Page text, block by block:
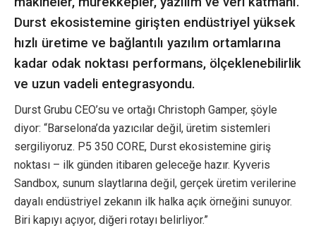
Durst ekosistemine girişten endüstriyel yüksek
hızlı üretime ve bağlantılı yazılım ortamlarına
kadar odak noktası performans, ölçeklenebilirlik
ve uzun vadeli entegrasyondu.
Durst Grubu CEO’su ve ortağı Christoph Gamper, şöyle
diyor: “Barselona’da yazıcılar değil, üretim sistemleri
sergiliyoruz. P5 350 CORE, Durst ekosistemine giriş
noktası – ilk günden itibaren geleceğe hazır. Kyveris
Sandbox, sunum slaytlarına değil, gerçek üretim verilerine
dayalı endüstriyel zekanın ilk halka açık örneğini sunuyor.
Biri kapıyı açıyor, diğeri rotayı belirliyor.”